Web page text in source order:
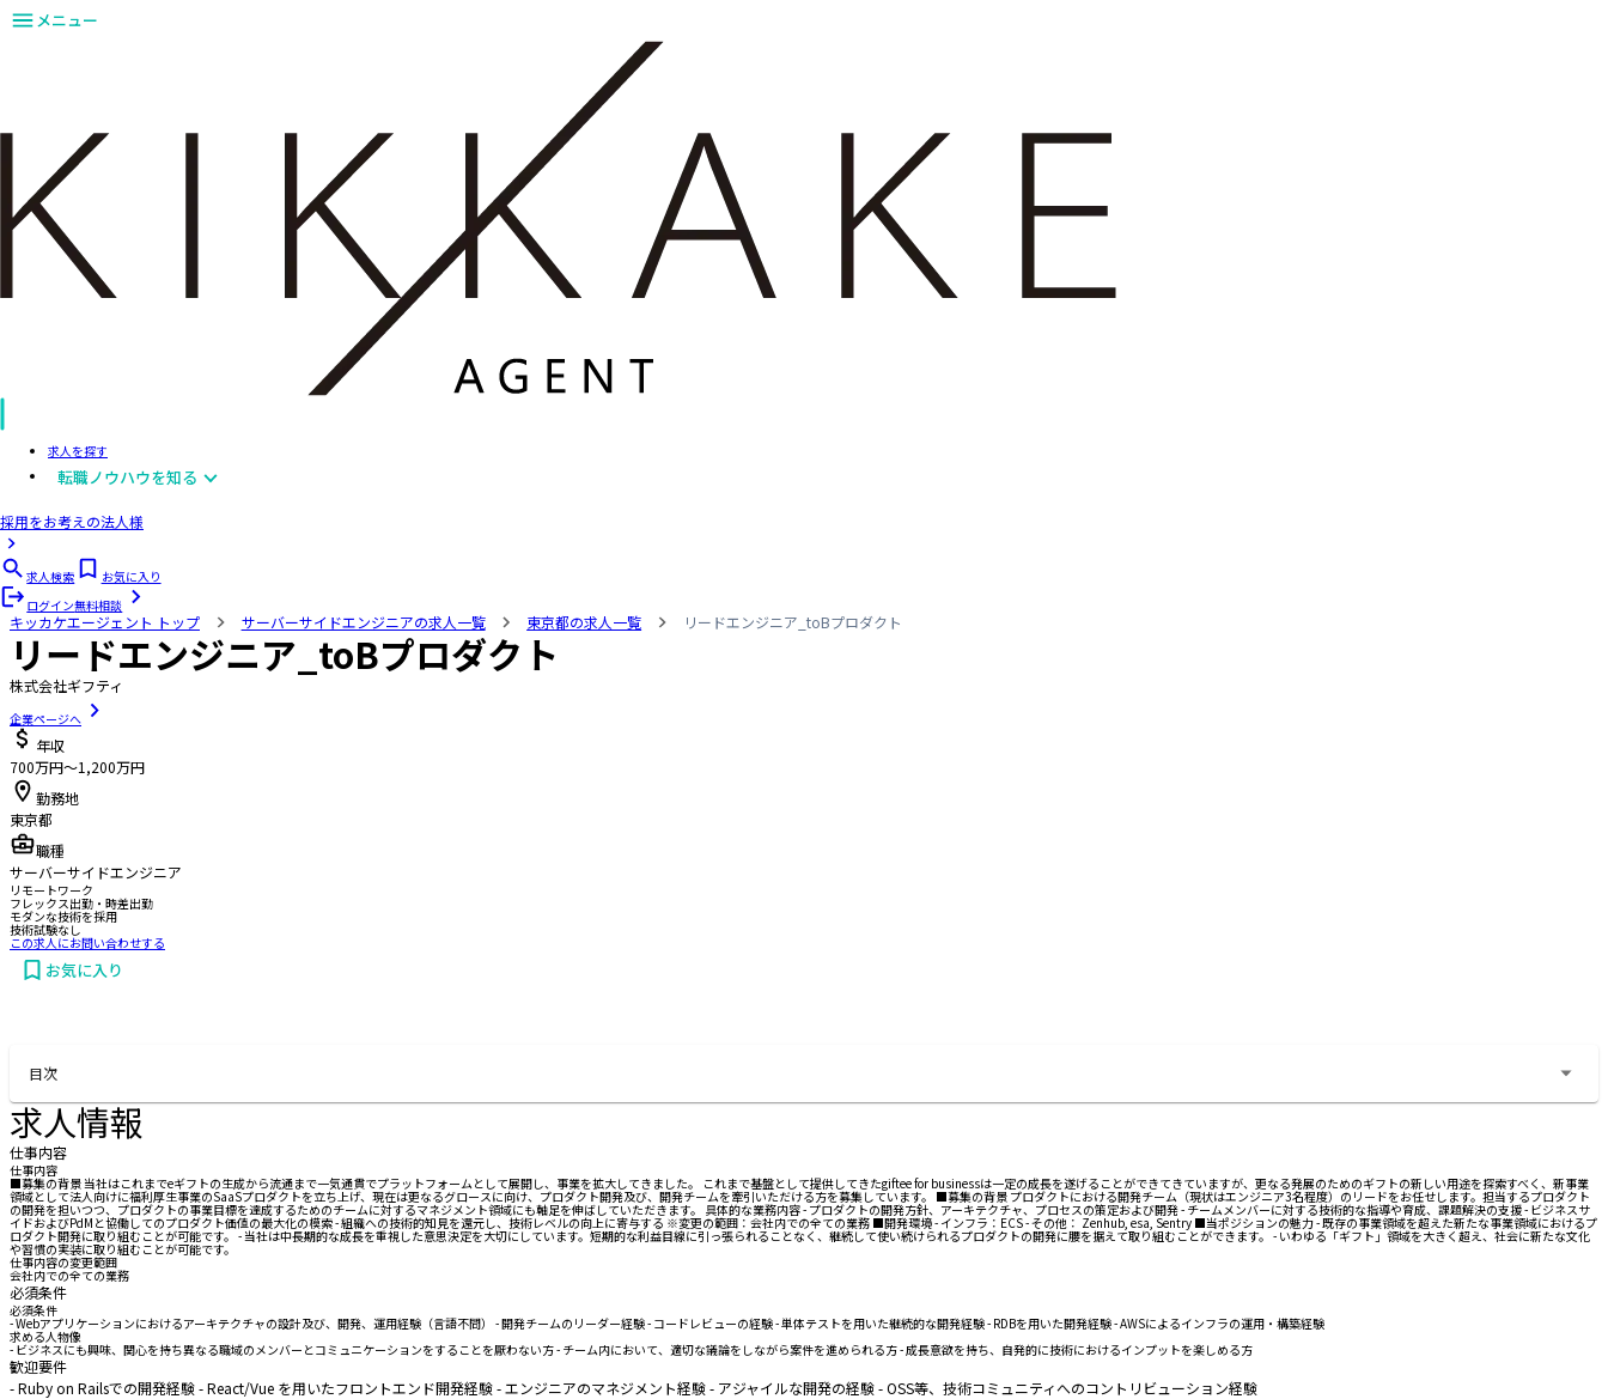
メニュー
求人を探す
転職ノウハウを知る
採用をお考えの法人様
求人検索
お気に入り
ログイン無料相談
キッカケエージェント トップ サーバーサイドエンジニアの求人一覧 東京都の求人一覧 リードエンジニア_toBプロダクト
リードエンジニア_toBプロダクト
株式会社ギフティ
企業ページへ
年収
700万円〜1,200万円
勤務地
東京都
職種
サーバーサイドエンジニア
リモートワーク
フレックス出勤・時差出勤
モダンな技術を採用
技術試験なし
この求人にお問い合わせする
お気に入り
目次
求人情報
仕事内容
仕事内容
■募集の背景 当社はこれまでeギフトの生成から流通まで一気通貫でプラットフォームとして展開し、事業を拡大してきました。 これまで基盤として提供してきたgiftee for businessは一定の成長を遂げることができてきていますが、更なる発展のためのギフトの新しい用途を探索すべく、新事業
領域として法人向けに福利厚生事業のSaaSプロダクトを立ち上げ、現在は更なるグロースに向け、プロダクト開発及び、開発チームを牽引いただける方を募集しています。 ■募集の背景 プロダクトにおける開発チーム（現状はエンジニア3名程度）のリードをお任せします。担当するプロダクト
の開発を担いつつ、プロダクトの事業目標を達成するためのチームに対するマネジメント領域にも軸足を伸ばしていただきます。 具体的な業務内容 - プロダクトの開発方針、アーキテクチャ、プロセスの策定および開発 - チームメンバーに対する技術的な指導や育成、課題解決の支援 - ビジネスサ
イドおよびPdMと協働してのプロダクト価値の最大化の模索 - 組織への技術的知見を還元し、技術レベルの向上に寄与する ※変更の範囲：会社内での全ての業務 ■開発環境 - インフラ：ECS - その他： Zenhub, esa, Sentry ■当ポジションの魅力 - 既存の事業領域を超えた新たな事業領域におけるプ
ロダクト開発に取り組むことが可能です。 - 当社は中長期的な成長を重視した意思決定を大切にしています。短期的な利益目線に引っ張られることなく、継続して使い続けられるプロダクトの開発に腰を据えて取り組むことができます。 - いわゆる「ギフト」領域を大きく超え、社会に新たな文化
や習慣の実装に取り組むことが可能です。
仕事内容の変更範囲
会社内での全ての業務
必須条件
必須条件
- Webアプリケーションにおけるアーキテクチャの設計及び、開発、運用経験（言語不問） - 開発チームのリーダー経験 - コードレビューの経験 - 単体テストを用いた継続的な開発経験 - RDBを用いた開発経験 - AWSによるインフラの運用・構築経験
求める人物像
- ビジネスにも興味、関心を持ち異なる職域のメンバーとコミュニケーションをすることを厭わない方 - チーム内において、適切な議論をしながら案件を進められる方 - 成長意欲を持ち、自発的に技術におけるインプットを楽しめる方
歓迎要件
- Ruby on Railsでの開発経験 - React/Vue を用いたフロントエンド開発経験 - エンジニアのマネジメント経験 - アジャイルな開発の経験 - OSS等、技術コミュニティへのコントリビューション経験